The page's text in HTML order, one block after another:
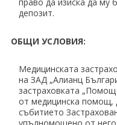
депозит.
ОБЩИ УСЛОВИЯ:
Медицинската
на ЗАД „Алианц
застраховката
от медицинска помощ,
събитието